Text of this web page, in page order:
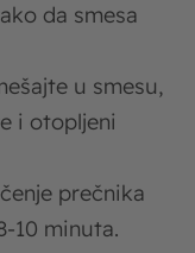
da smesa
u smesu,
i otopljeni
prečnika
10 minuta.